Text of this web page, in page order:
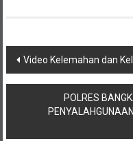
Navigasi
pos
Video Kelemahan dan
POLRES